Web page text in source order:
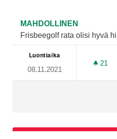
MAHDOLLINEN
Frisbeegolf rata olisi hyvä
Luontiaika
08.11.2021
21